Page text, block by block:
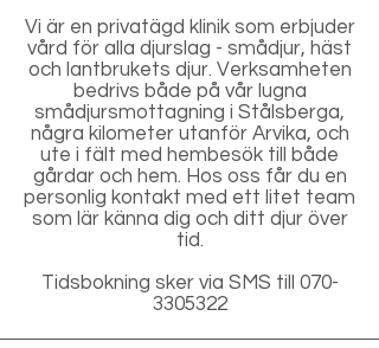
Vi är en privatägd klinik som erbjuder
vård för alla djurslag - smådjur, häst
och lantbrukets djur. Verksamheten
bedrivs både på vår lugna
smådjursmottagning i Stålsberga,
några kilometer utanför Arvika, och
ute i fält med hembesök till både
gårdar och hem. Hos oss får du en
personlig kontakt med ett litet team
som lär känna dig och ditt djur över
tid.
Tidsbokning sker via SMS till 070-
3305322